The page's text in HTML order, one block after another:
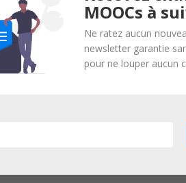
présentées dans le
MOOCs à
Ne ratez aucun
newsletter garantie
pour ne louper aucun